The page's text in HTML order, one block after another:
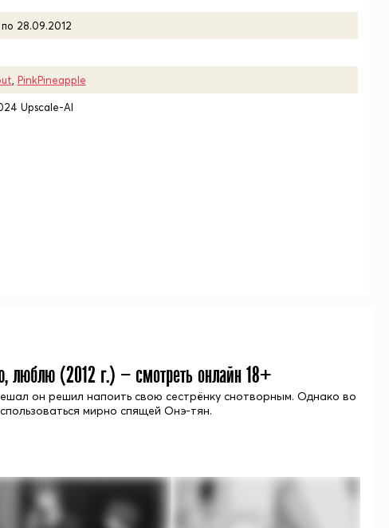
28.09.2012
PinkPineapple
Upscale-AI
люблю (2012 г.) — смотреть онлайн 18+
он решил напоить свою сестрёнку снотворным. Однако во
мирно спящей Онэ-тян.